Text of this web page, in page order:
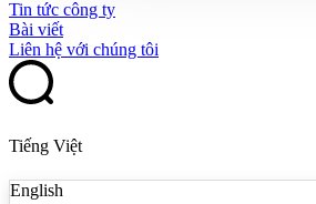
Tin tức công ty
Bài viết
Liên hệ với chúng tôi
Tiếng Việt
English